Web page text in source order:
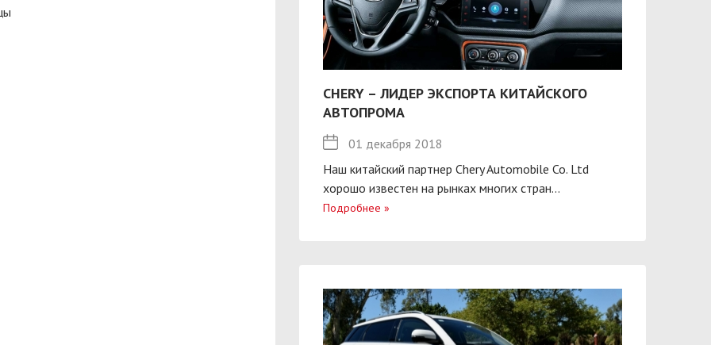
CHERY – ЛИДЕР ЭКСПОРТА КИТАЙСКОГО
АВТОПРОМА
01 декабря 2018
Наш китайский партнер Chery Automobile Co. Ltd
хорошо известен на рынках многих стран...
Подробнее »